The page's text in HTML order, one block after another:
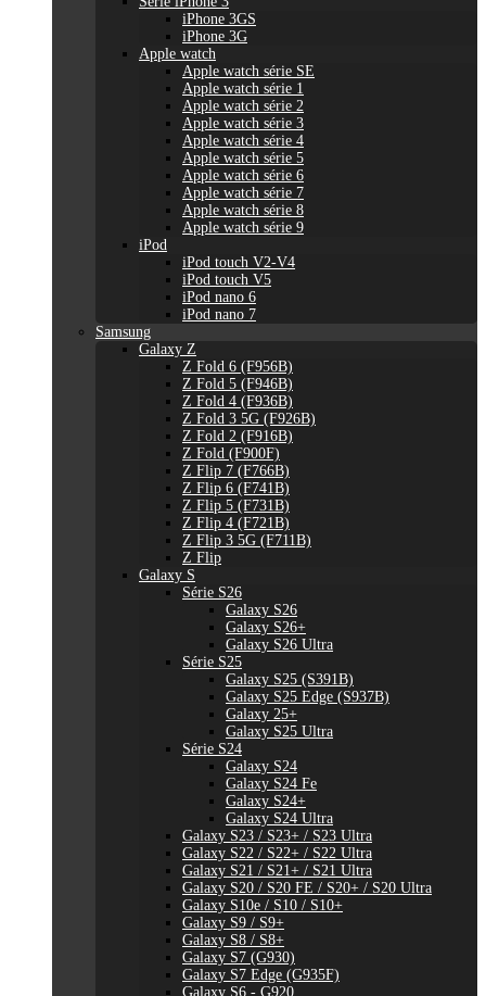
iPhone 3GS
iPhone 3G
Apple watch
Apple watch série SE
Apple watch série 1
Apple watch série 2
Apple watch série 3
Apple watch série 4
Apple watch série 5
Apple watch série 6
Apple watch série 7
Apple watch série 8
Apple watch série 9
iPod
iPod touch V2-V4
iPod touch V5
iPod nano 6
iPod nano 7
Samsung
Galaxy Z
Z Fold 6 (F956B)
Z Fold 5 (F946B)
Z Fold 4 (F936B)
Z Fold 3 5G (F926B)
Z Fold 2 (F916B)
Z Fold (F900F)
Z Flip 7 (F766B)
Z Flip 6 (F741B)
Z Flip 5 (F731B)
Z Flip 4 (F721B)
Z Flip 3 5G (F711B)
Z Flip
Galaxy S
Série S26
Galaxy S26
Galaxy S26+
Galaxy S26 Ultra
Série S25
Galaxy S25 (S391B)
Galaxy S25 Edge (S937B)
Galaxy 25+
Galaxy S25 Ultra
Série S24
Galaxy S24
Galaxy S24 Fe
Galaxy S24+
Galaxy S24 Ultra
Galaxy S23 / S23+ / S23 Ultra
Galaxy S22 / S22+ / S22 Ultra
Galaxy S21 / S21+ / S21 Ultra
Galaxy S20 / S20 FE / S20+ / S20 Ultra
Galaxy S10e / S10 / S10+
Galaxy S9 / S9+
Galaxy S8 / S8+
Galaxy S7 (G930)
Galaxy S7 Edge (G935F)
Galaxy S6 - G920